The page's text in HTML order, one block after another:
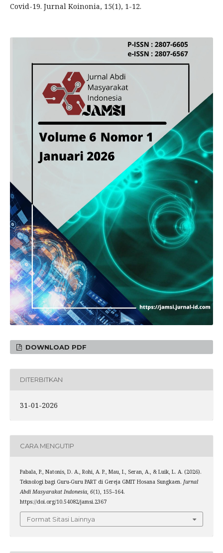
Covid-19. Jurnal Koinonia, 15(1), 1-12.
DOWNLOAD PDF
DITERBITKAN
31-01-2026
CARA MENGUTIP
Pabala, P., Natonis, D. A., Rohi, A. P., Mau, I., Seran, A., & Luik, L. A. (2026).
Teknologi bagi Guru-Guru PART di Gereja GMIT Hosana Sungkaen. Jurnal
Abdi Masyarakat Indonesia, 6(1), 155–164.
https://doi.org/10.54082/jamsi.2367
Format Sitasi Lainnya